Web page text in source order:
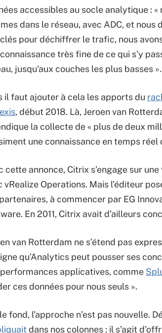
accessibles au socle analytique : «
dans le réseau, avec ADC, et nous
pour déchiffrer le trafic, nous
très fine de ce qui s’y
jusqu’aux couches les plus basses ».
il faut ajouter à cela les apports du
, début 2018. Là, Jeroen van
la collecte de « plus de deux
une connaissance en temps
cette annonce, Citrix s’engage sur
vRealize Operations. Mais l’éditeur
à commencer par EG
En 2011, Citrix avait d’ailleurs
van Rotterdam ne s’étend pas
qu’Analytics peut pousser ses
applicatives, comme
ces données pour nous seuls ».
fond, l’approche n’est pas nouvelle.
dans nos colonnes : il s’agit